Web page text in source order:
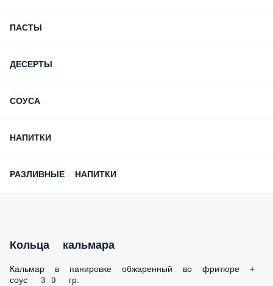
ПАСТЫ
ДЕСЕРТЫ
СОУСА
НАПИТКИ
РАЗЛИВНЫЕ НАПИТКИ
Кольца кальмара
Кальмар в панировке обжаренный во фритюре + соус 30
гр.